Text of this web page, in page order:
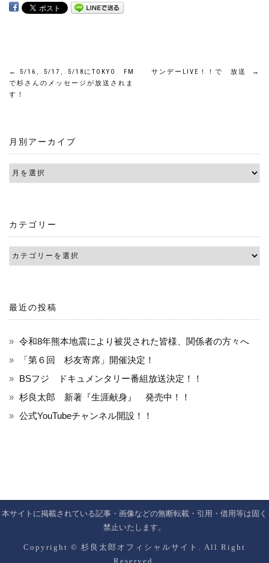
投
稿
ビ
ゲ
シ
ョ
←
5/16、5/17、5/18にTOKYO FM
で杉さんのメッセージが放送されま
す！
サンデーLIVE！！で 放送 →
月別アーカイブ
カテゴリー
最近の投稿
令和8年熊本地震により被災された皆様、関係者の方々へ
「第６回 杉友寄席」開催決定！
BSフジ ドキュメンタリー番組放送決定！！
杉良太郎 新著『生涯献身』 発売中！！
公式YouTubeチャンネル開設！！
本サイトに掲載されている記事・画像などの無断転載・引用・借用等は固く
禁止いたします。
Copyright © 杉良太郎オフィシャルサイト. All Right
Reserved.